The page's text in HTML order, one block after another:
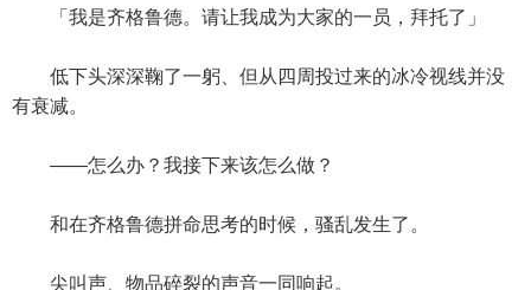
「我是齐格鲁德。请让我成为大家的一员，拜托了」
低下头深深鞠了一躬、但从四周投过来的冰冷视线并没
有衰减。
——怎么办？我接下来该怎么做？
和在齐格鲁德拼命思考的时候，骚乱发生了。
尖叫声、物品碎裂的声音一同响起。